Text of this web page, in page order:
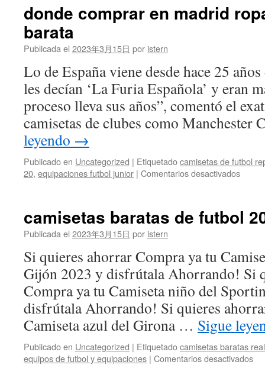
donde comprar en madrid
barata
Publicada el 2023年3月15日 por istern
Lo de España viene desde hace 25
les decían ‘La Furia Española’ y eran
proceso lleva sus años”, comentó el
camisetas de clubes como
leyendo →
Publicado en Uncategorized | Etiquetadocamisetas de futbol
20, equipaciones futbol junior | Comentarios desactivadosen
madrid
marca
barata
camisetas baratas de futbol
Publicada el 2023年3月15日 por istern
Si quieres ahorrar Compra ya tu
Gijón 2023 y disfrútala Ahorrando! Si
Compra ya tu Camiseta niño del
disfrútala Ahorrando! Si quieres
Camiseta azul del Girona … Sigue
Publicado en Uncategorized | Etiquetadocamisetas baratas
equipos de futbol y equipaciones | Comentarios desactivadosen